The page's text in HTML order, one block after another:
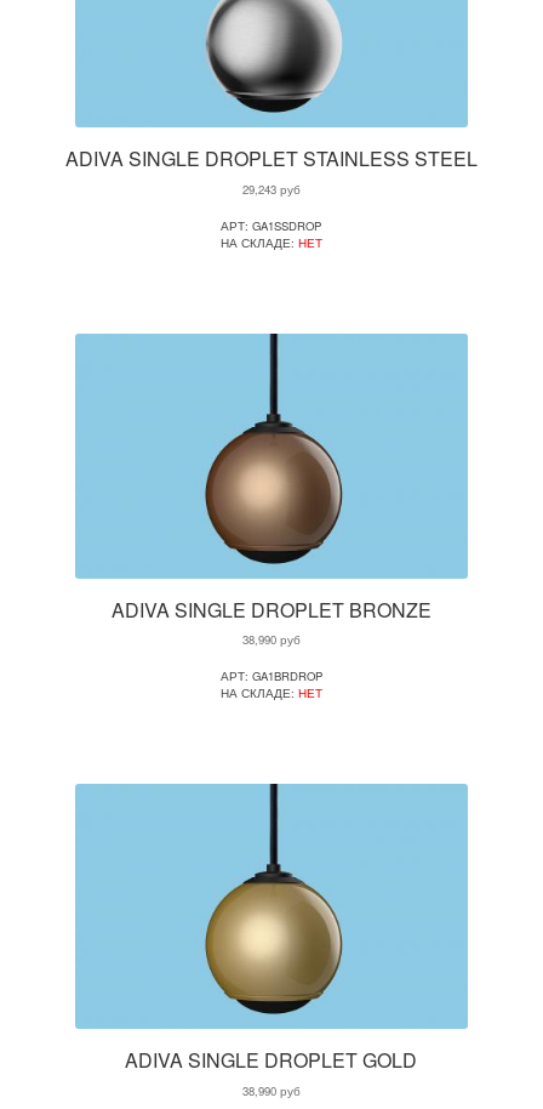
ADIVA SINGLE DROPLET STAINLESS STEEL
29,243руб
АРТ: GA1SSDROP
НА СКЛАДЕ: НЕТ
ADIVA SINGLE DROPLET BRONZE
38,990руб
АРТ: GA1BRDROP
НА СКЛАДЕ: НЕТ
ADIVA SINGLE DROPLET GOLD
38,990руб